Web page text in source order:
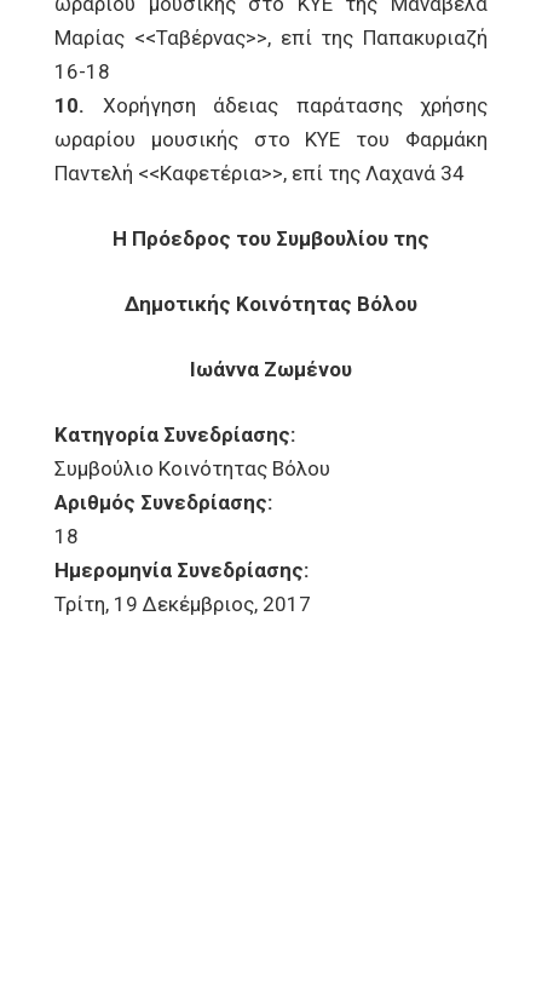
Μαρίας <<Ταβέρνας>>, επί της Παπακυριαζή
16-18
10. Χορήγηση άδειας παράτασης χρήσης
ωραρίου μουσικής στο ΚΥΕ του Φαρμάκη
Παντελή <<Καφετέρια>>, επί της Λαχανά 34
Η Πρόεδρος του Συμβουλίου της
Δημοτικής Κοινότητας Βόλου
Ιωάννα Ζωμένου
Κατηγορία Συνεδρίασης:
Συμβούλιο Κοινότητας Βόλου
Αριθμός Συνεδρίασης:
18
Ημερομηνία Συνεδρίασης:
Τρίτη, 19 Δεκέμβριος, 2017